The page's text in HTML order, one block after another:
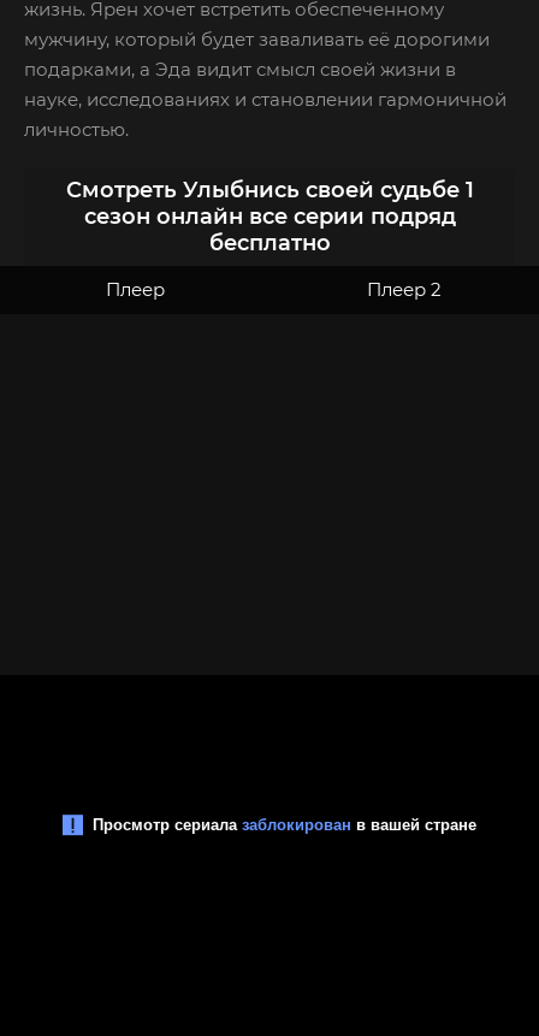
жизнь. Ярен хочет встретить обеспеченному
мужчину, который будет заваливать её дорогими
подарками, а Эда видит смысл своей жизни в
науке, исследованиях и становлении гармоничной
личностью.
Смотреть Улыбнись своей судьбе 1
сезон онлайн все серии подряд
бесплатно
Плеер Плеер 2